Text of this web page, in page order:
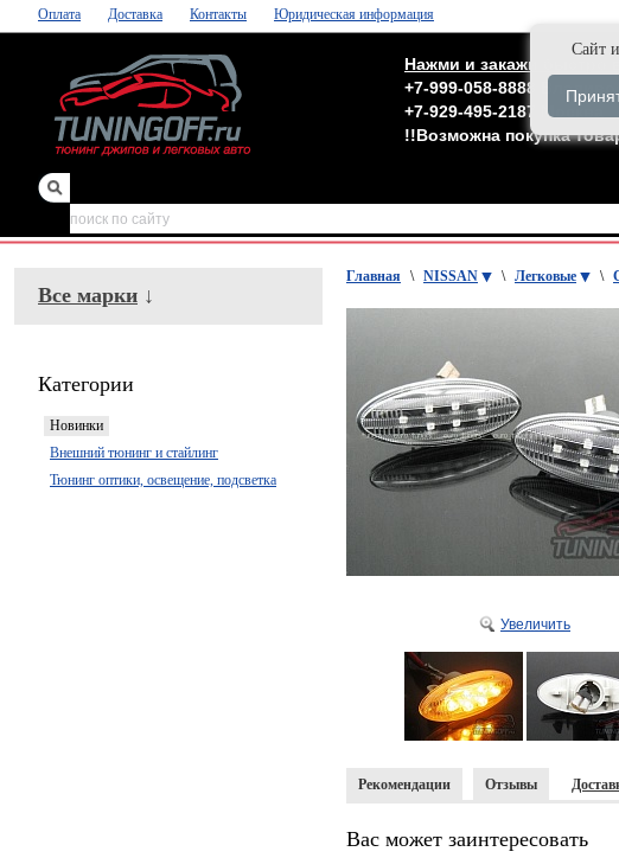
Оплата Доставка Контакты Юридическая информация
Нажми и закажи быстро
+7-999-058-8888
+7-929-495-2187
Москва
!!Возможна покупка
зеркала,обвесы
Все марки ↓
Категории
Новинки
Внешний тюнинг и стайлинг
Тюнинг оптики, освещение, подсветка
Главная \ NISSAN \ Легковые \
Увеличить
Рекомендации Отзывы
Вас может заинтересовать
Cайт